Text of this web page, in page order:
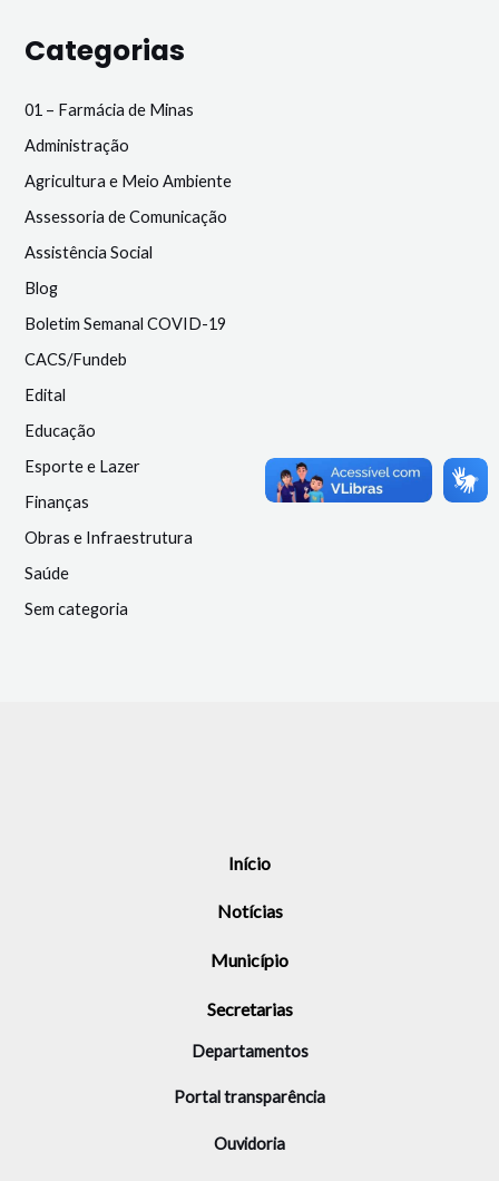
Categorias
01 – Farmácia de Minas
Administração
Agricultura e Meio Ambiente
Assessoria de Comunicação
Assistência Social
Blog
Boletim Semanal COVID-19
CACS/Fundeb
Edital
Educação
Esporte e Lazer
Finanças
Obras e Infraestrutura
Saúde
Sem categoria
Início
Notícias
Município
Secretarias
Departamentos
Portal transparência
Ouvidoria